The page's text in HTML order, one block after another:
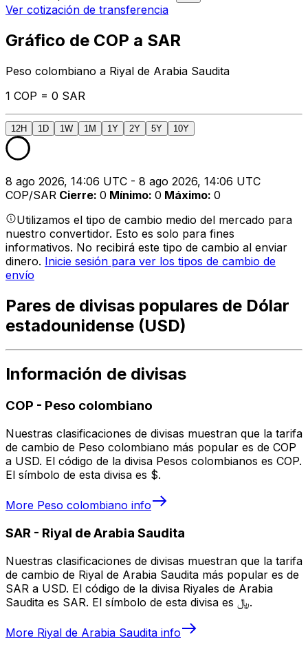
Ver cotización de transferencia
Gráfico de COP a SAR
Peso colombiano a Riyal de Arabia Saudita
1 COP = 0 SAR
12H 1D 1W 1M 1Y 2Y 5Y 10Y
8 ago 2026, 14:06 UTC - 8 ago 2026, 14:06 UTC
COP/SAR Cierre: 0 Mínimo: 0 Máximo: 0
Utilizamos el tipo de cambio medio del mercado para
nuestro convertidor. Esto es solo para fines
informativos. No recibirá este tipo de cambio al enviar
dinero. Inicie sesión para ver los tipos de cambio de
envío
Pares de divisas populares de Dólar
estadounidense (USD)
Información de divisas
COP - Peso colombiano
Nuestras clasificaciones de divisas muestran que la tarifa
de cambio de Peso colombiano más popular es de COP
a USD. El código de la divisa Pesos colombianos es COP.
El símbolo de esta divisa es $.
More Peso colombiano info
SAR - Riyal de Arabia Saudita
Nuestras clasificaciones de divisas muestran que la tarifa
de cambio de Riyal de Arabia Saudita más popular es de
SAR a USD. El código de la divisa Riyales de Arabia
Saudita es SAR. El símbolo de esta divisa es ﷼.
More Riyal de Arabia Saudita info